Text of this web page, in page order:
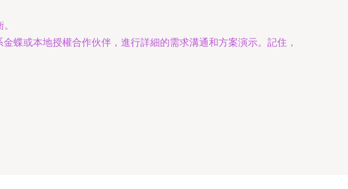
蝶或本地授權合作伙伴，進行詳細的需求溝通和方案演示。記住，